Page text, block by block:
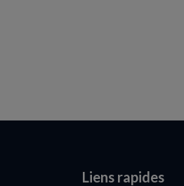
Liens rapides